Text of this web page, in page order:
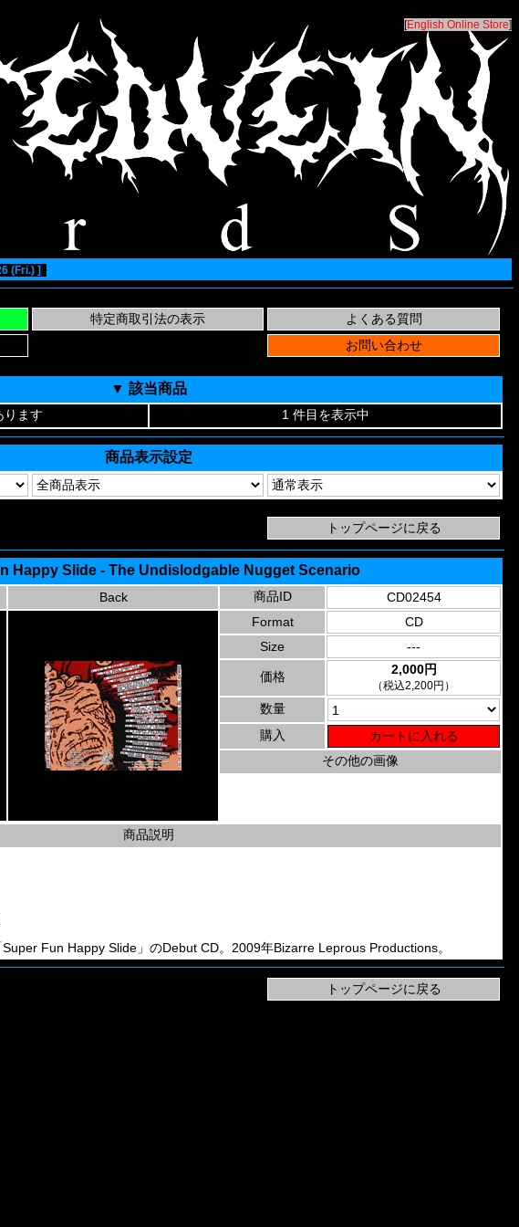
[English Online Store]
(Fri.) ]
▼ 該当商品
ります 1 件目を表示中
商品表示設定
Happy Slide - The Undislodgable Nugget Scenario
Back 商品ID
CD02454
Format
CD
Size
---
価格 2,000円
（税込2,200円）
数量
購入
その他の画像
商品説明
Fun Happy Slide」のDebut CD。2009年Bizarre Leprous Productions。